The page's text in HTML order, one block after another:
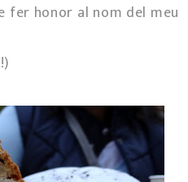
fer honor al nom del meu